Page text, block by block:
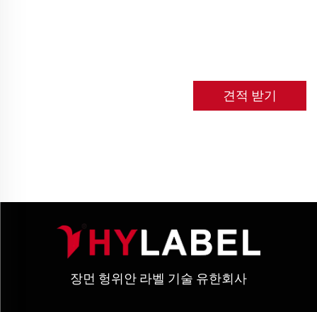
견적 받기
장먼 헝위안 라벨 기술 유한회사